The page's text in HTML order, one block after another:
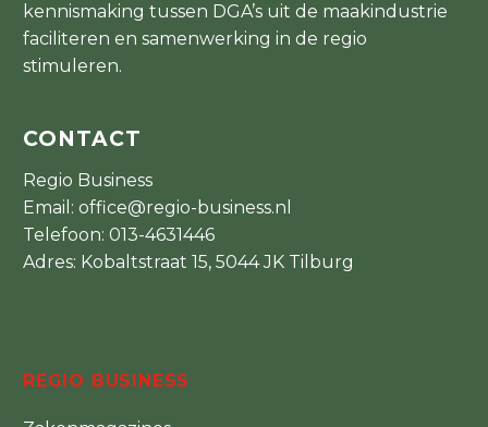
kennismaking tussen DGA’s uit de maakindustrie
faciliteren en samenwerking in de regio
stimuleren.
CONTACT
Regio Business
Email: office@regio-business.nl
Telefoon: 013-4631446
Adres: Kobaltstraat 15, 5044 JK Tilburg
REGIO BUSINESS